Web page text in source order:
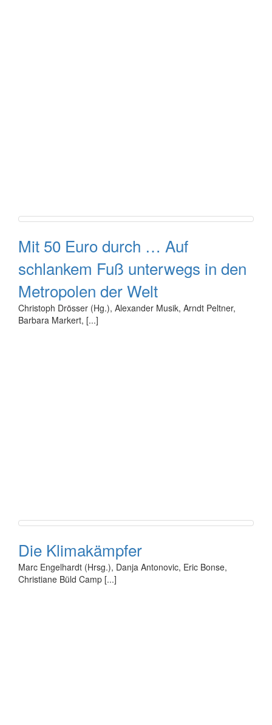
Mit 50 Euro durch … Auf
schlankem Fuß unterwegs in den
Metropolen der Welt
Christoph Drösser (Hg.), Alexander Musik, Arndt Peltner,
Barbara Markert, [...]
Die Klimakämpfer
Marc Engelhardt (Hrsg.), Danja Antonovic, Eric Bonse,
Christiane Büld Camp [...]